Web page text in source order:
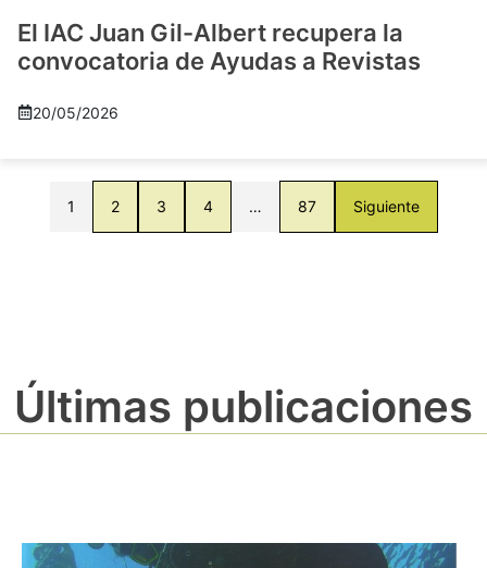
El IAC Juan Gil-Albert recupera la
convocatoria de Ayudas a Revistas
20/05/2026
1 2 3 4 … 87 Siguiente
Últimas publicaciones